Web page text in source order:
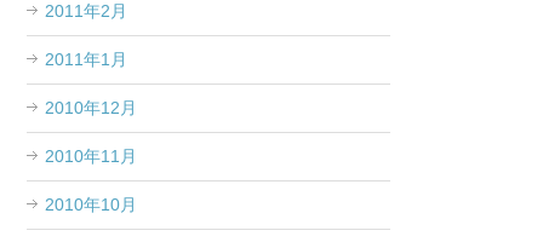
2011年2月
2011年1月
2010年12月
2010年11月
2010年10月